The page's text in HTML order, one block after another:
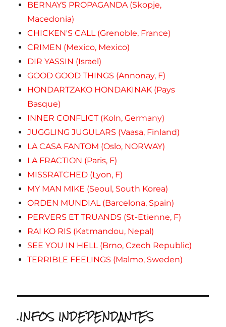
BERNAYS PROPAGANDA (Skopje,
Macedonia)
CHICKEN'S CALL (Grenoble, France)
CRIMEN (Mexico, Mexico)
DIR YASSIN (Israel)
GOOD GOOD THINGS (Annonay, F)
HONDARTZAKO HONDAKINAK (Pays
Basque)
INNER CONFLICT (Koln, Germany)
JUGGLING JUGULARS (Vaasa, Finland)
LA CASA FANTOM (Oslo, NORWAY)
LA FRACTION (Paris, F)
MISSRATCHED (Lyon, F)
MY MAN MIKE (Seoul, South Korea)
ORDEN MUNDIAL (Barcelona, Spain)
PERVERS ET TRUANDS (St-Etienne, F)
RAI KO RIS (Katmandou, Nepal)
SEE YOU IN HELL (Brno, Czech Republic)
TERRIBLE FEELINGS (Malmo, Sweden)
.INFOS INDEPENDANTES